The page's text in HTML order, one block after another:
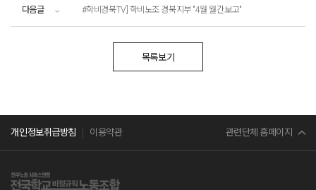
다음글 #학비경북TV] 학비노조 경북지부 "4월 월간보고"
목록보기
개인정보취급방침 이용약관 관련단체 홈페이지
민주노총